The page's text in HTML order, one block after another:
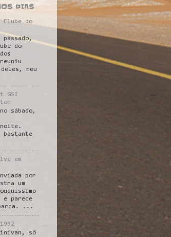
DIAS
Clube do
do
deles, meu
GSI
sábado,
noite.
bastante
em
por
um
e parece
barca. ...
só